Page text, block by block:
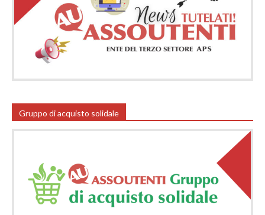
Gruppo di acquisto solidale